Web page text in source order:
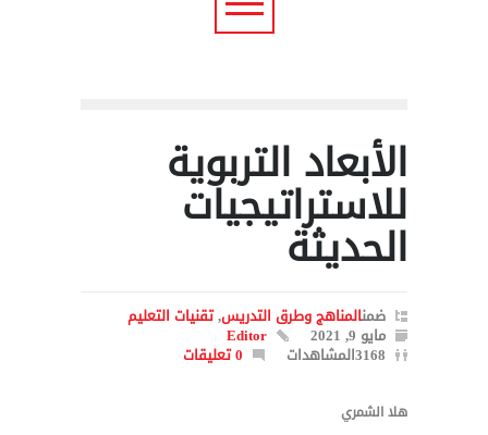
الأبعاد التربوية
للاستراتيجيات
الحديثة
ضمنالمناهج وطرق التدريس,تقنيات التعليم
مايو 9, 2021 Editor
3168المشاهدات 0 تعليقات
هلا الشمري